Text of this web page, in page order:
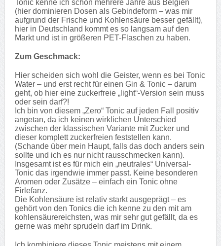
Tonic kenne ich schon mehrere Jahre aus Belgien
(hier dominieren Dosen als Gebindeform – was mir
aufgrund der Frische und Kohlensäure besser gefällt),
hier in Deutschland kommt es so langsam auf den
Markt und ist in größeren PET-Flaschen zu haben.
Zum Geschmack:
Hier scheiden sich wohl die Geister, wenn es bei Tonic
Water – und erst recht für einen Gin & Tonic – darum
geht, ob hier eine zuckerfreie „light“-Version sein muss
oder sein darf?!
Ich bin von diesem „Zero“ Tonic auf jeden Fall positiv
angetan, da ich keinen wirklichen Unterschied
zwischen der klassischen Variante mit Zucker und
dieser komplett zuckerfreien feststellen kann.
(Schande über mein Haupt, falls das doch anders sein
sollte und ich es nur nicht rausschmecken kann).
Insgesamt ist es für mich ein „neutrales“ Universal-
Tonic das irgendwie immer passt. Keine besonderen
Aromen oder Zusätze – einfach ein Tonic ohne
Firlefanz.
Die Kohlensäure ist relativ starkt ausgeprägt – es
gehört von den Tonics die ich kenne zu den mit am
kohlensäurereichsten, was mir sehr gut gefällt, da es
gerne was mehr sprudeln darf im Drink.